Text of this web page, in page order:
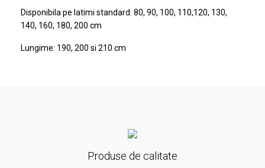
Disponibila pe latimi standard: 80, 90, 100, 110,120, 130,
140, 160, 180, 200 cm
Lungime: 190, 200 si 210 cm
Produse de calitate